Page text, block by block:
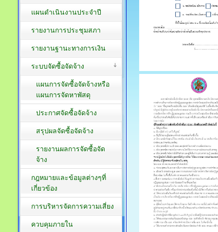
แผนดำเนินงานประจำปี
รายงานการประชุมสภา
รายงานฐานะทางการเงิน
ระบบจัดซื้อจัดจ้าง
แผนการจัดซื้อจัดจ้างหรือ
แผนการจัดหาพัสดุ
ประกาศจัดซื้อจัดจ้าง
สรุปผลจัดซื้อจัดจ้าง
รายงานผลการจัดซื้อจัด
จ้าง
กฎหมายและข้อมูลต่างๆที่
เกี่ยวข้อง
การบริหารจัดการความเสี่ยง
ควบคุมภายใน